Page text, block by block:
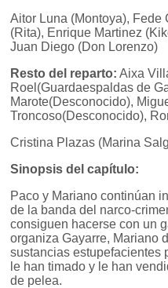
Aitor Luna (Montoya), Fede
(Rita), Enrique Martinez
Juan Diego (Don Lorenzo)
Resto del reparto: Aixa
Roel(Guardaespaldas de
Marote(Desconocido),
Troncoso(Desconocido),
Cristina Plazas (Marina
Sinopsis del capítulo:
Paco y Mariano continúan
de la banda del narco-
consiguen hacerse con un
organiza Gayarre, Mariano
sustancias estupefacientes
le han timado y le han
de pelea.